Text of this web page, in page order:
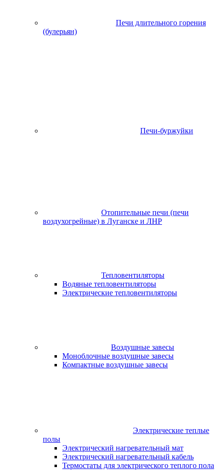
Печи длительного горения
(булерьян)
Печи-буржуйки
Отопительные печи (печи
воздухогрейные) в Луганске и ЛНР
Тепловентиляторы
Водяные тепловентиляторы
Электрические тепловентиляторы
Воздушные завесы
Моноблочные воздушные завесы
Компактные воздушные завесы
Электрические теплые
полы
Электрический нагревательный мат
Электрический нагревательный кабель
Термостаты для электрического теплого пола